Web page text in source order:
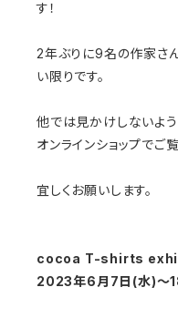
す！
2年ぶりに9名の作家さ
い限りです。
他では見かけしないよ
オンラインショップでご
宜しくお願いします。
cocoa T-shirts
2023年6月7日(水)～